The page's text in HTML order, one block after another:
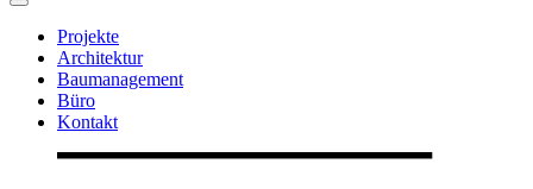
Projekte
Architektur
Baumanagement
Büro
Kontakt